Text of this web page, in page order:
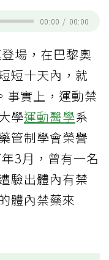
00:00 / 00:00
場，在巴黎奧
短十天內，就
事實上，運動禁
學運動醫學系
管制學會榮譽
3月，曾有一名
驗出體內有禁
體內禁藥來